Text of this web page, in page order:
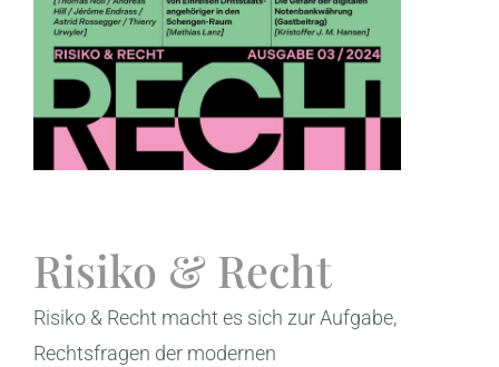
Risiko & Recht
Risiko & Recht macht es sich zur Aufgabe,
Rechtsfragen der modernen